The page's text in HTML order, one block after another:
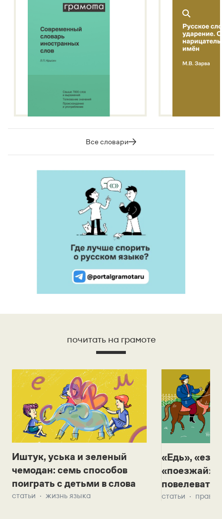
Все словари
почитать на грамоте
Иштук, уська и зеленый
чемодан: семь способов
поиграть с детьми в слова
статьи жизнь языка
«Едь»,
«поезжай»?
повелевать
статьи